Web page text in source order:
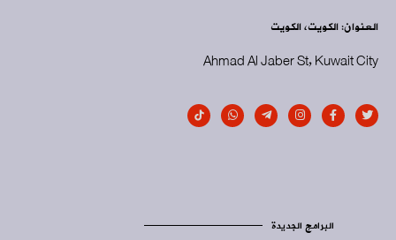
العنوان: الكويت، الكويت
Ahmad Al Jaber St, Kuwait City
البرامج الجديدة